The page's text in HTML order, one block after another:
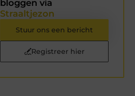
bloggen via
Straaltjezon
Stuur ons een bericht
Registreer hier